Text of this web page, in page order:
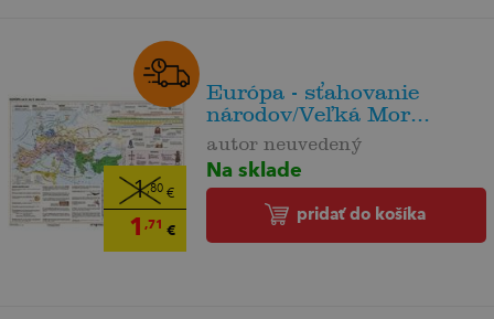
1,80€
1 ,71 €
Európa - sťahovanie
národov/Veľká Mor...
autor neuvedený
Na sklade
pridať do košíka